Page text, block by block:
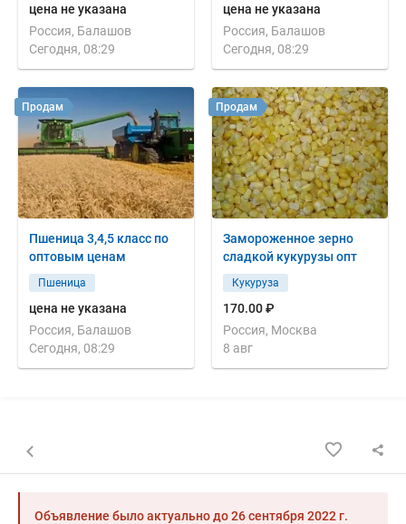
цена не указана
Россия, Балашов
Сегодня, 08:29
цена не указана
Россия, Балашов
Сегодня, 08:29
Пшеница 3,4,5 класс по
оптовым ценам
Пшеница
цена не указана
Россия, Балашов
Сегодня, 08:29
Продам
Замороженное зерно
сладкой кукурузы опт
Кукуруза
170.00 ₽
Россия, Москва
8 авг
Продам
Назад к списку объявлений
Объявление было актуально до26 сентября 2022 г.